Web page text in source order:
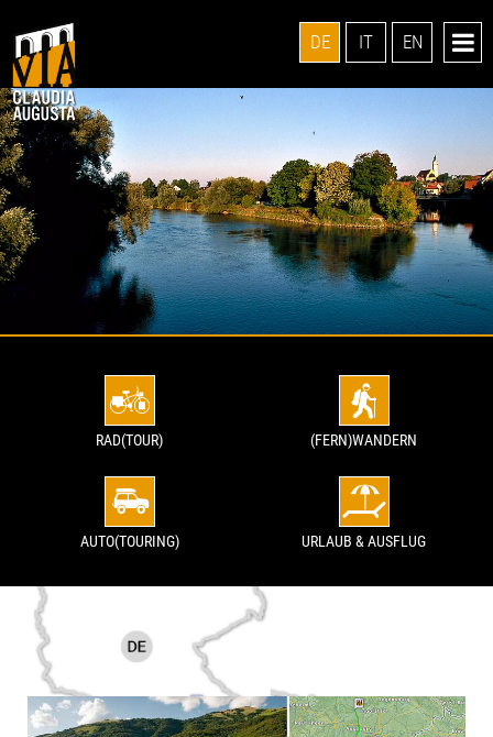
DE IT EN
RAD(TOUR) (FERN)WANDERN
AUTO(TOURING) URLAUB & AUSFLUG